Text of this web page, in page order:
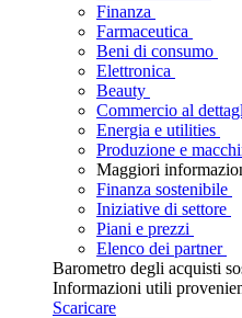
Finanza
Farmaceutica
Beni di consumo
Elettronica
Beauty
Commercio al
Energia e utilities
Produzione e
Maggiori
Finanza sostenibile
Iniziative di settore
Piani e prezzi
Elenco dei partner
Barometro degli acquisti
Informazioni utili
Scaricare